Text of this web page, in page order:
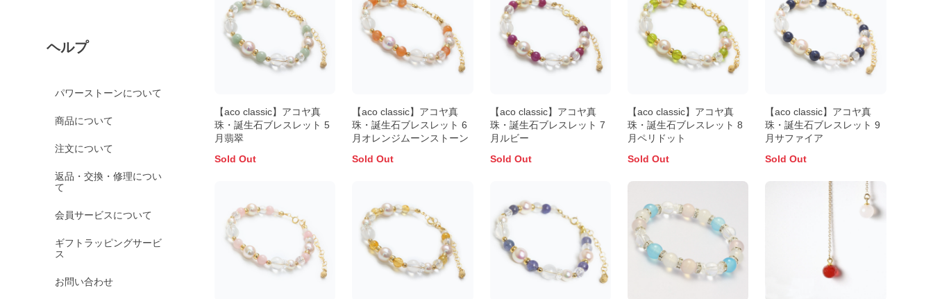
ヘルプ
パワーストーンについて
商品について
注文について
返品・交換・修理につい
て
会員サービスについて
ギフトラッピングサービ
ス
お問い合わせ
【aco classic】アコヤ真
珠・誕生石ブレスレット 5
月翡翠
Sold Out
【aco classic】アコヤ真
珠・誕生石ブレスレット 6
月オレンジムーンストーン
Sold Out
【aco classic】アコヤ真
珠・誕生石ブレスレット 7
月ルビー
Sold Out
【aco classic】アコヤ真
珠・誕生石ブレスレット 8
月ペリドット
Sold Out
【aco classic】アコヤ真
珠・誕生石ブレスレット 9
月サファイア
Sold Out